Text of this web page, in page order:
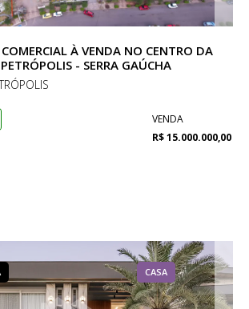
À VENDA NO CENTRO DA
- SERRA GAÚCHA
VENDA
R$ 15.000.000,00
CASA